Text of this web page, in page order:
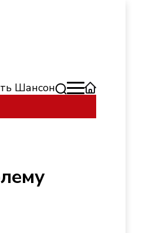
Шансон